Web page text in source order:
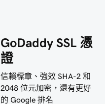
GoDaddy SSL 憑
證
信賴標章、強效 SHA-2 和
2048 位元加密，還有更好
的 Google 排名